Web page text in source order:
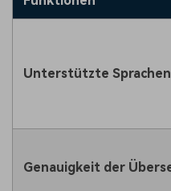
Unterstützte Sprachen
Genauigkeit der